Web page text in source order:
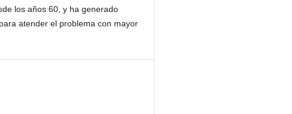
los años 60, y ha generado
atender el problema con mayor